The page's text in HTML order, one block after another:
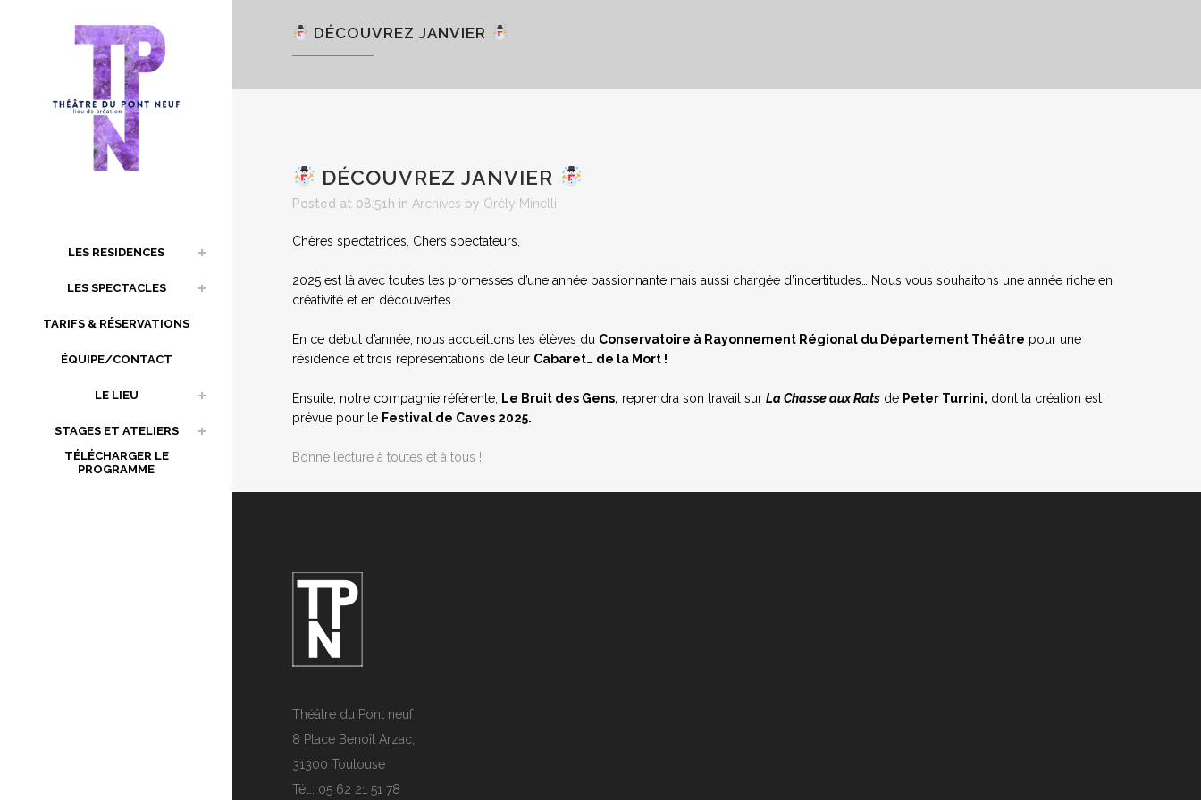
LES RESIDENCES
LES SPECTACLES
TARIFS & RÉSERVATIONS
ÉQUIPE/CONTACT
LE LIEU
STAGES ET ATELIERS
TÉLÉCHARGER LE
PROGRAMME
DÉCOUVREZ JANVIER
DÉCOUVREZ JANVIER
Posted at 08:51h in Archives by Ôrély Minelli
Chères spectatrices, Chers spectateurs,
2025 est là avec toutes les promesses d’une année passionnante mais aussi chargée d’incertitudes… Nous vous souhaitons une année riche en
créativité et en découvertes.
En ce début d’année, nous accueillons les élèves du Conservatoire à Rayonnement Régional du Département Théâtre pour une
résidence et trois représentations de leur Cabaret… de la Mort !
Ensuite, notre compagnie référente, Le Bruit des Gens, reprendra son travail sur La Chasse aux Rats de Peter Turrini, dont la création est
prévue pour le Festival de Caves 2025.
Bonne lecture à toutes et à tous !
Théâtre du Pont neuf
8 Place Benoît Arzac,
31300 Toulouse
Tél.: 05 62 21 51 78